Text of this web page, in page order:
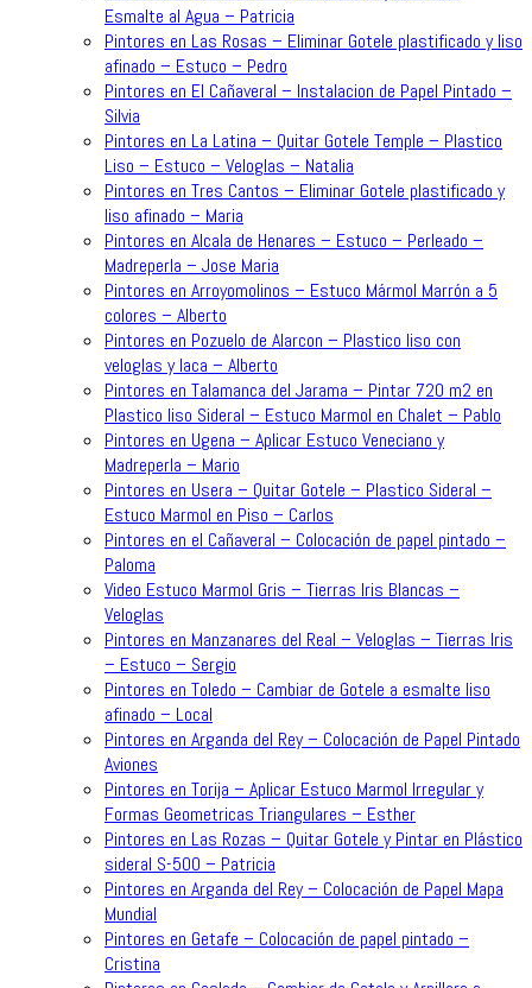
Esmalte al Agua – Patricia
Pintores en Las Rosas – Eliminar Gotele plastificado y liso
afinado – Estuco – Pedro
Pintores en El Cañaveral – Instalacion de Papel Pintado –
Silvia
Pintores en La Latina – Quitar Gotele Temple – Plastico
Liso – Estuco – Veloglas – Natalia
Pintores en Tres Cantos – Eliminar Gotele plastificado y
liso afinado – Maria
Pintores en Alcala de Henares – Estuco – Perleado –
Madreperla – Jose Maria
Pintores en Arroyomolinos – Estuco Mármol Marrón a 5
colores – Alberto
Pintores en Pozuelo de Alarcon – Plastico liso con
veloglas y laca – Alberto
Pintores en Talamanca del Jarama – Pintar 720 m2 en
Plastico liso Sideral – Estuco Marmol en Chalet – Pablo
Pintores en Ugena – Aplicar Estuco Veneciano y
Madreperla – Mario
Pintores en Usera – Quitar Gotele – Plastico Sideral –
Estuco Marmol en Piso – Carlos
Pintores en el Cañaveral – Colocación de papel pintado –
Paloma
Video Estuco Marmol Gris – Tierras Iris Blancas –
Veloglas
Pintores en Manzanares del Real – Veloglas – Tierras Iris
– Estuco – Sergio
Pintores en Toledo – Cambiar de Gotele a esmalte liso
afinado – Local
Pintores en Arganda del Rey – Colocación de Papel Pintado
Aviones
Pintores en Torija – Aplicar Estuco Marmol Irregular y
Formas Geometricas Triangulares – Esther
Pintores en Las Rozas – Quitar Gotele y Pintar en Plástico
sideral S-500 – Patricia
Pintores en Arganda del Rey – Colocación de Papel Mapa
Mundial
Pintores en Getafe – Colocación de papel pintado –
Cristina